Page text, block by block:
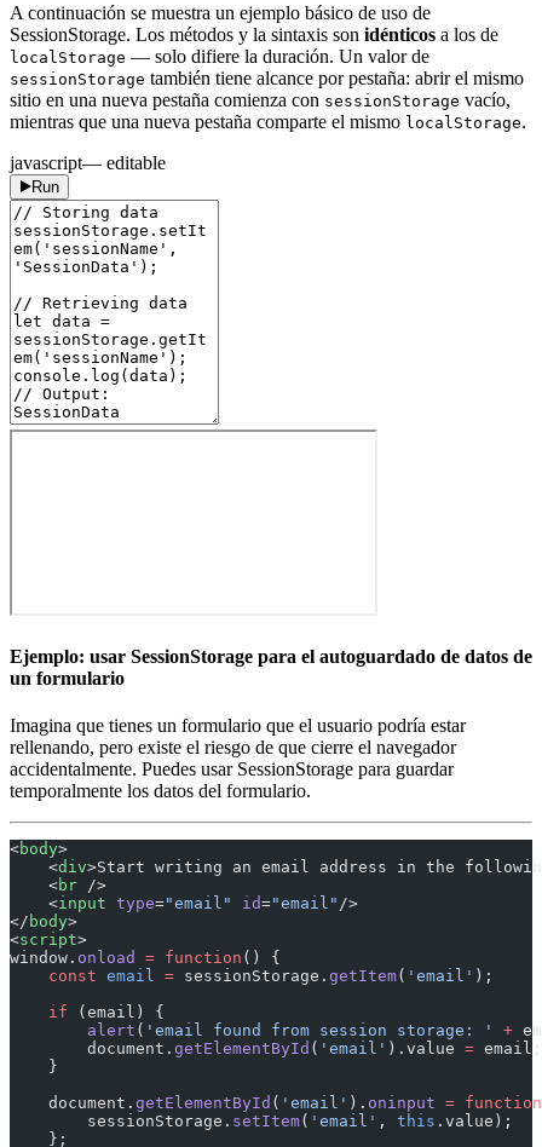
A continuación se muestra un ejemplo básico de uso de
SessionStorage. Los métodos y la sintaxis son idénticos a los de
localStorage — solo difiere la duración. Un valor de
sessionStorage también tiene alcance por pestaña: abrir el mismo
sitio en una nueva pestaña comienza con sessionStorage vacío,
mientras que una nueva pestaña comparte el mismo localStorage.
javascript— editable
Run
Ejemplo: usar SessionStorage para el autoguardado de datos de
un formulario
Imagina que tienes un formulario que el usuario podría estar
rellenando, pero existe el riesgo de que cierre el navegador
accidentalmente. Puedes usar SessionStorage para guardar
temporalmente los datos del formulario.
<body>
    <
div>Start writing an email address in the
    <
br />
    <
input type="email" id="email" />
</ body>
<script>
window. onload = function () {
    const
email = sessionStorage. getItem( 'email' );
    if
(email) {
        alert
( 'email found from session storage: ' +
        document.
getElementById ( 'email' ).value = email;
    }
    document.
getElementById ( 'email' ). oninput = function
        sessionStorage.
setItem( 'email' , this .value);
    };